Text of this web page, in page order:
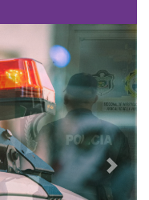
Next